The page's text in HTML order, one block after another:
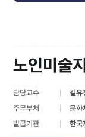
노인미술
담당교수
길유
주무부처
문화
발급기관
한국